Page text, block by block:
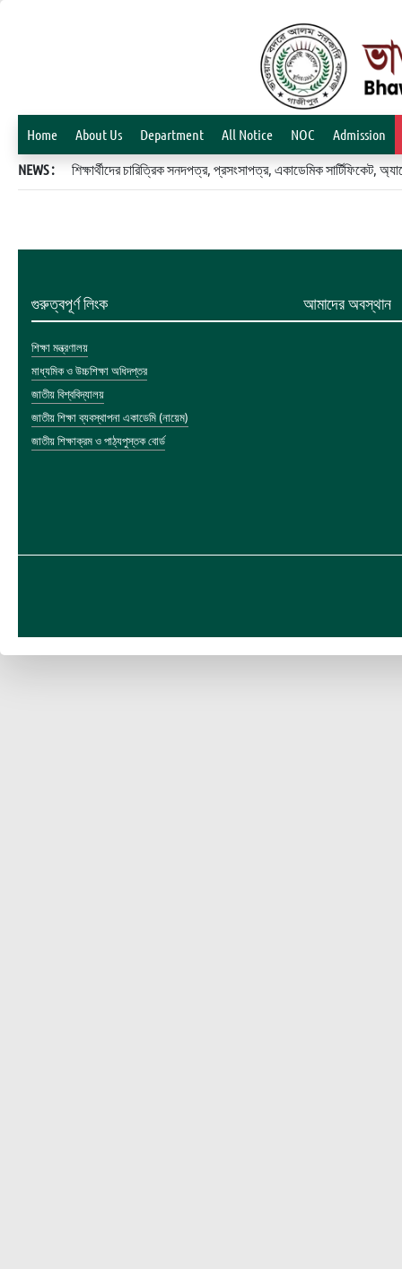
Home About Us Department All Notice NOC Admission
NEWS : শিক্ষার্থীদের চারিত্রিক সনদপত্র, প্রসংসাপত্র, একাডেমিক
গুরুত্বপূর্ণ লিংক
শিক্ষা মন্ত্রণালয়
মাধ্যমিক ও উচ্চশিক্ষা অধিদপ্তর
জাতীয় বিশ্ববিদ্যালয়
জাতীয় শিক্ষা ব্যবস্থাপনা একাডেমি (নায়েম)
জাতীয় শিক্ষাক্রম ও পাঠ্যপুস্তক বোর্ড
আমাদের অবস্থান